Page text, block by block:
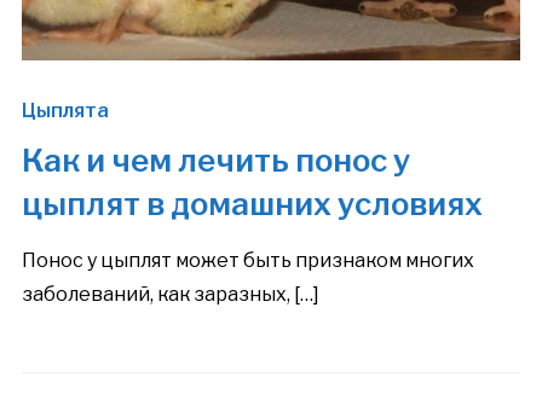
Цыплята
Как и чем лечить понос у
цыплят в домашних условиях
Понос у цыплят может быть признаком многих
заболеваний, как заразных, […]